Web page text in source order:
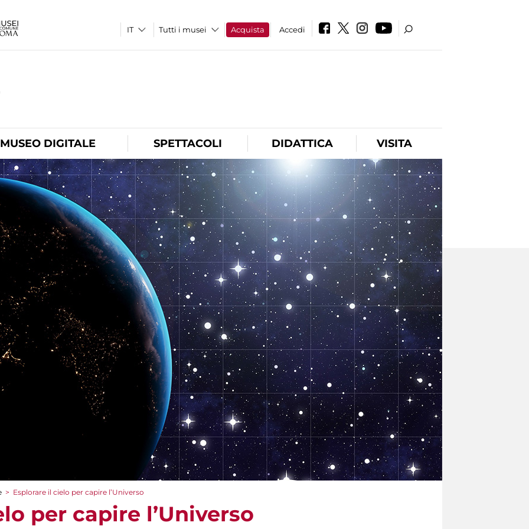
Tutti i musei Acquista Accedi
MUSEO DIGITALE SPETTACOLI DIDATTICA VISITA
> Esplorare il cielo per capire l’Universo
per capire l’Universo